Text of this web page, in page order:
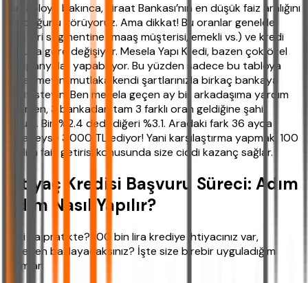
Bu tabloya bakınca, Ziraat Bankası’nın en düşük faiz aralığını
sunduğunu görüyoruz. Ama dikkat! Bu oranlar genelde
müşteri segmentine (maaş müşterisi, emekli vs.) ve kredi
notuna göre değişiyor. Mesela Yapı Kredi, bazen çok özel
kampanyalar yapabiliyor. Bu yüzden sadece bu tabloya
güvenmeyin, mutlaka kendi şartlarınızla birkaç bankaya
teklif isteyin. Ben mesela geçen ay bir arkadaşıma yardım
ederken, 3 bankadan tam 3 farklı oran geldiğine şahit
oldum. Biri %2.4 dedi, diğeri %3.1. Aradaki fark 36 ayda
neredeyse 3.000 TL ediyor! Yani karşılaştırma yapmak, 100
bin lira faiz getirisi konusunda size ciddi kazanç sağlar.
İhtiyaç Kredisi Başvuru Süreci: Adım
Adım Nasıl Yapılır?
Peki ya pratikte? 100 bin lira krediye ihtiyacınız var,
nereden başlayacaksınız? İşte size birebir uyguladığım
adımlar: